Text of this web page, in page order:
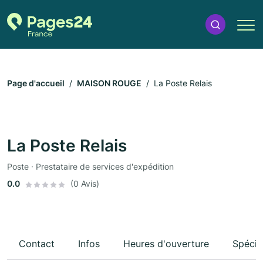
Page d'accueil MAISON ROUGE La Poste Relais
La Poste Relais
Poste · Prestataire de services d'expédition
0.0
(0 Avis)
Contact Infos Heures d'ouverture